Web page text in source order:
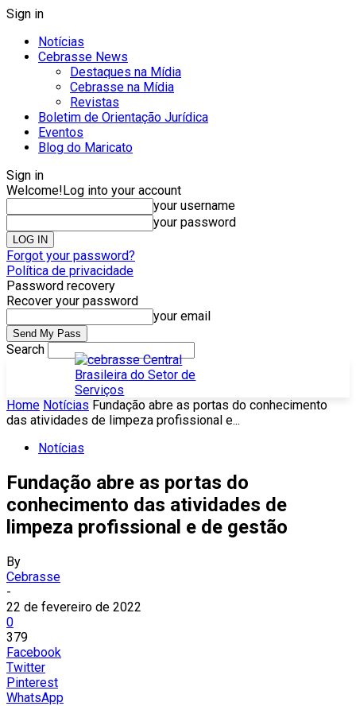
Sign in
Notícias
Cebrasse News
Destaques na Mídia
Cebrasse na Mídia
Revistas
Boletim de Orientação Jurídica
Eventos
Blog do Maricato
Sign in
Welcome!Log into your account
your username
your password
Forgot your password?
Política de privacidade
Password recovery
Recover your password
your email
Search
Home Notícias Fundação abre as portas do conhecimento
das atividades de limpeza profissional e...
Notícias
Fundação abre as portas do
conhecimento das atividades de
limpeza profissional e de gestão
By
Cebrasse
-
22 de fevereiro de 2022
0
379
Facebook
Twitter
Pinterest
WhatsApp